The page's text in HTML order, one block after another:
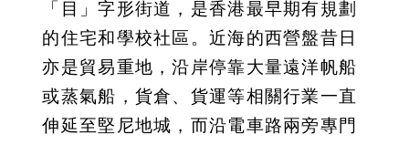
「目」字形街道，是香港最早期有規劃
的住宅和學校社區。近海的西營盤昔日
亦是貿易重地，沿岸停靠大量遠洋帆船
或蒸氣船，貨倉、貨運等相關行業一直
伸延至堅尼地城，而沿電車路兩旁專門